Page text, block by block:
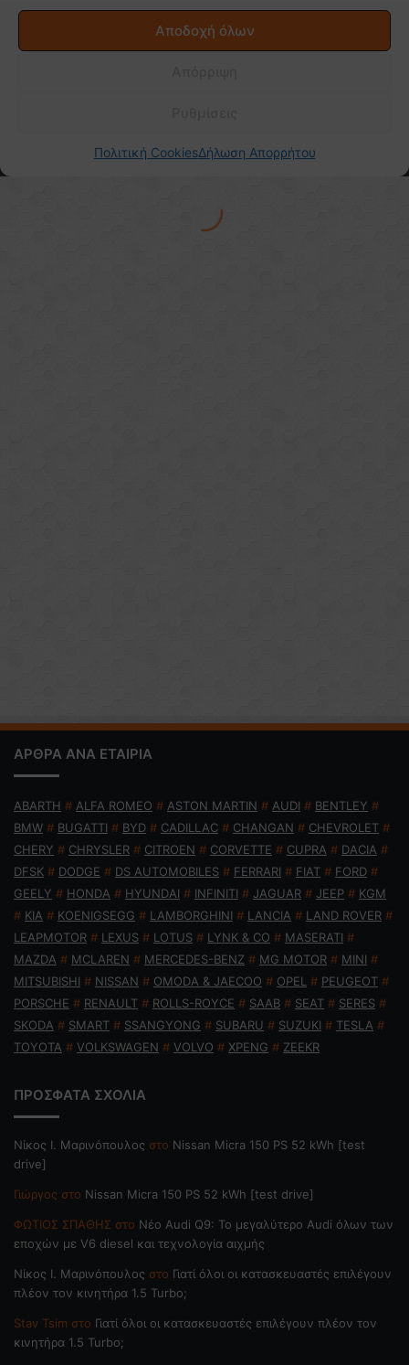
ΑΡΘΡΑ ΑΝΑ ΕΤΑΙΡΙΑ
ABARTH # ALFA ROMEO # ASTON MARTIN # AUDI # BENTLEY #
BMW # BUGATTI # BYD # CADILLAC # CHANGAN # CHEVROLET #
CHERY # CHRYSLER # CITROEN # CORVETTE # CUPRA # DACIA #
DFSK # DODGE # DS AUTOMOBILES # FERRARI # FIAT # FORD #
GEELY # HONDA # HYUNDAI # INFINITI # JAGUAR # JEEP # KGM
# KIA # KOENIGSEGG # LAMBORGHINI # LANCIA # LAND ROVER #
LEAPMOTOR # LEXUS # LOTUS # LYNK & CO # MASERATI #
MAZDA # MCLAREN # MERCEDES-BENZ # MG MOTOR # MINI #
MITSUBISHI # NISSAN # OMODA & JAECOO # OPEL # PEUGEOT #
PORSCHE # RENAULT # ROLLS-ROYCE # SAAB # SEAT # SERES #
SKODA # SMART # SSANGYONG # SUBARU # SUZUKI # TESLA #
TOYOTA # VOLKSWAGEN # VOLVO # XPENG # ZEEKR
ΠΡΟΣΦΑΤΑ ΣΧΟΛΙΑ
Nίκος Ι. Mαρινόπουλος στο Nissan Micra 150 PS 52 kWh [test
drive]
Γιώργος στο Nissan Micra 150 PS 52 kWh [test drive]
ΦΩΤΙΟΣ ΣΠΑΘΗΣ στο Νέο Audi Q9: Το μεγαλύτερο Audi όλων των
εποχών με V6 diesel και τεχνολογία αιχμής
Nίκος Ι. Mαρινόπουλος στο Γιατί όλοι οι κατασκευαστές επιλέγουν
πλέον τον κινητήρα 1.5 Turbo;
Stav Tsim στο Γιατί όλοι οι κατασκευαστές επιλέγουν πλέον τον
κινητήρα 1.5 Turbo;